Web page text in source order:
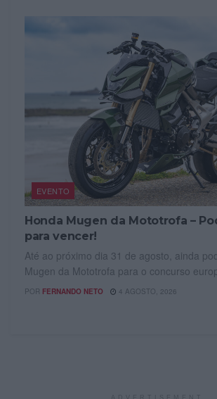
EVENTO
Honda Mugen da Mototrofa –
para vencer!
Até ao próximo dia 31 de agosto, ainda
Mugen da Mototrofa para o concurso
POR FERNANDO NETO 4 AGOSTO, 2026